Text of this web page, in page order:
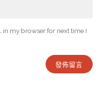
in my browser for next time I